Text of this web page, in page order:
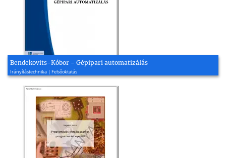
Bendekovits-Kóbor - Gépipari automatizálás
Irányítástechnika | Felsőoktatás